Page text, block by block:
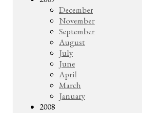
December
November
September
August
July
June
April
March
January
2008